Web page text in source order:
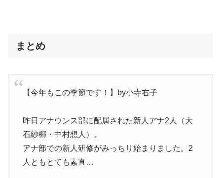
まとめ
【今年もこの季節です！】by小寺右子
昨日アナウンス部に配属された新人アナ2人（大
石紗椰・中村想人）。
アナ部での新人研修がみっちり始まりました。2
人ともとても素直…